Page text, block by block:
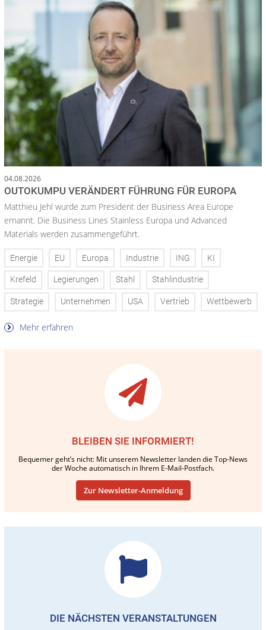
04.08.2026
OUTOKUMPU VERÄNDERT FÜHRUNG FÜR EUROPA
Matthieu Jehl wurde zum President der Business Area Europe
ernannt. Die Business Lines Stainless Europa und Advanced
Materials werden zusammengeführt.
Energie EU Europa Industrie ING KI
Krefeld Legierungen Stahl Stahlindustrie
Strategie Unternehmen USA Vertrieb Wettbewerb
Mehr erfahren
BLEIBEN SIE INFORMIERT!
Bequemer geht’s nicht: Mit unserem Newsletter landen die Top-News
der Woche automatisch in Ihrem E-Mail-Postfach.
Zur Newsletter-Anmeldung
DIE NÄCHSTEN VERANSTALTUNGEN